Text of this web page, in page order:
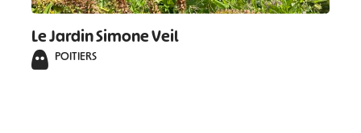
Le Jardin Simone Veil
POITIERS